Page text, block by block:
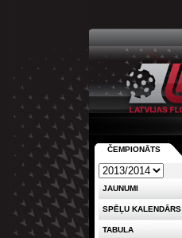
ČEMPIONĀTS
JAUNUMI
SPĒĻU KALENDĀRS
TABULA